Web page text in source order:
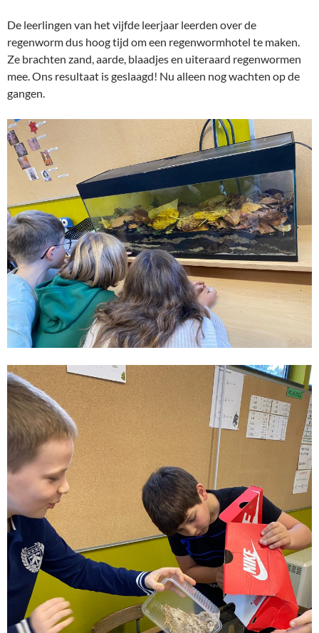
De leerlingen van het vijfde leerjaar leerden over de
regenworm dus hoog tijd om een regenwormhotel te maken.
Ze brachten zand, aarde, blaadjes en uiteraard regenwormen
mee. Ons resultaat is geslaagd! Nu alleen nog wachten op de
gangen.